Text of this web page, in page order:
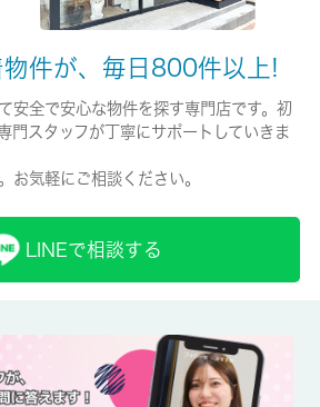
円
ーリングなどが揃っているので、快適に
ります。敷金不要なので初期費用を抑え
江戸川区で新生活を始めるなら、都営新
件が、毎日800件以上!
安全で安心な物件を探す専門店です。初
門スタッフが丁寧にサポートしていきま
お気軽にご相談ください。
LINEで相談する